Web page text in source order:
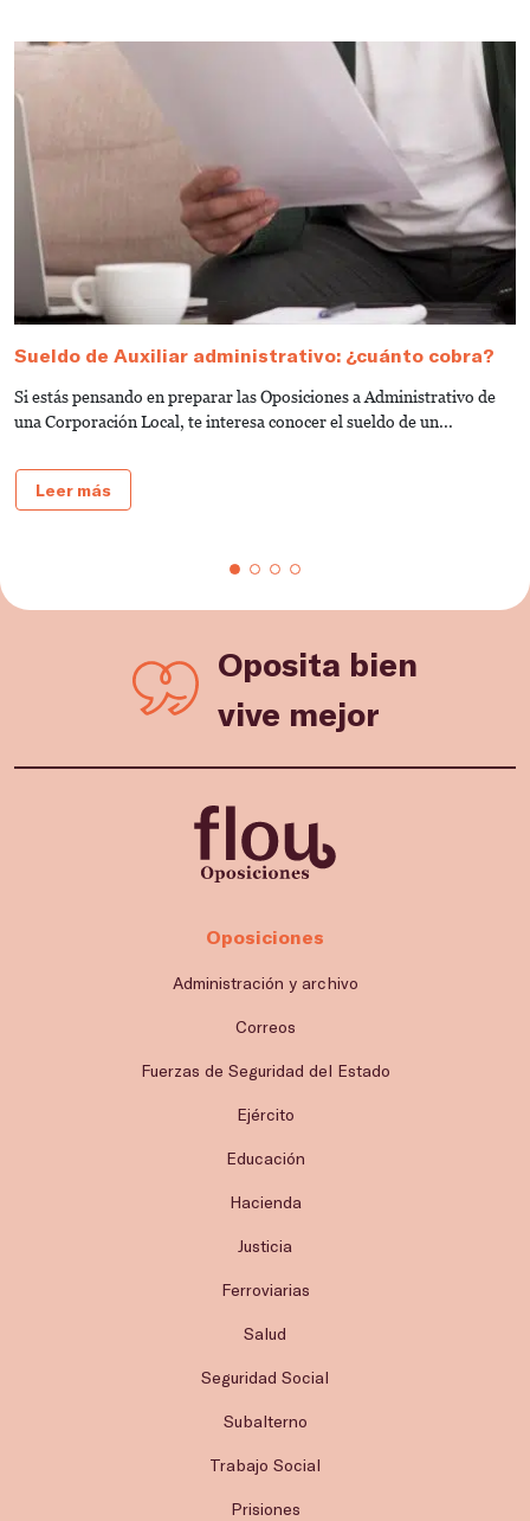
Sueldo de Auxiliar administrativo: ¿cuánto cobra?
Si estás pensando en preparar las Oposiciones a Administrativo de
una Corporación Local, te interesa conocer el sueldo de un...
Leer más
Oposita bien
vive mejor
Oposiciones
Administración y archivo
Correos
Fuerzas de Seguridad del Estado
Ejército
Educación
Hacienda
Justicia
Ferroviarias
Salud
Seguridad Social
Subalterno
Trabajo Social
Prisiones